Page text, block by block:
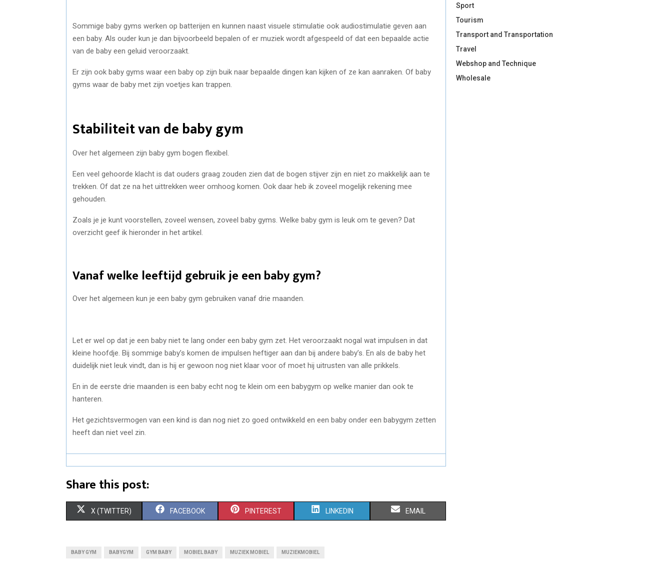
Sommige baby gyms werken op batterijen en kunnen naast visuele stimulatie ook audiostimulatie geven aan
een baby. Als ouder kun je dan bijvoorbeeld bepalen of er muziek wordt afgespeeld of dat een bepaalde actie
van de baby een geluid veroorzaakt.
Er zijn ook baby gyms waar een baby op zijn buik naar bepaalde dingen kan kijken of ze kan aanraken. Of baby
gyms waar de baby met zijn voetjes kan trappen.
Stabiliteit van de baby gym
Over het algemeen zijn baby gym bogen flexibel.
Een veel gehoorde klacht is dat ouders graag zouden zien dat de bogen stijver zijn en niet zo makkelijk aan te
trekken. Of dat ze na het uittrekken weer omhoog komen. Ook daar heb ik zoveel mogelijk rekening mee
gehouden.
Zoals je je kunt voorstellen, zoveel wensen, zoveel baby gyms. Welke baby gym is leuk om te geven? Dat
overzicht geef ik hieronder in het artikel.
Vanaf welke leeftijd gebruik je een baby gym?
Over het algemeen kun je een baby gym gebruiken vanaf drie maanden.
Let er wel op dat je een baby niet te lang onder een baby gym zet. Het veroorzaakt nogal wat impulsen in dat
kleine hoofdje. Bij sommige baby’s komen de impulsen heftiger aan dan bij andere baby’s. En als de baby het
duidelijk niet leuk vindt, dan is hij er gewoon nog niet klaar voor of moet hij uitrusten van alle prikkels.
En in de eerste drie maanden is een baby echt nog te klein om een babygym op welke manier dan ook te
hanteren.
Het gezichtsvermogen van een kind is dan nog niet zo goed ontwikkeld en een baby onder een babygym zetten
heeft dan niet veel zin.
Share this post:
S
X (TWITTER) S
FACEBOOK S
PINTEREST S
LINKEDIN S
EMAIL
BABY GYM BABYGYM GYM BABY MOBIEL BABY MUZIEK MOBIEL MUZIEKMOBIEL
Sport
Tourism
Transport and Transportation
Travel
Webshop and Technique
Wholesale